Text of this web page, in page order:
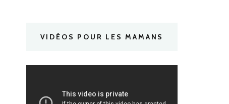
VIDÉOS POUR LES MAMANS